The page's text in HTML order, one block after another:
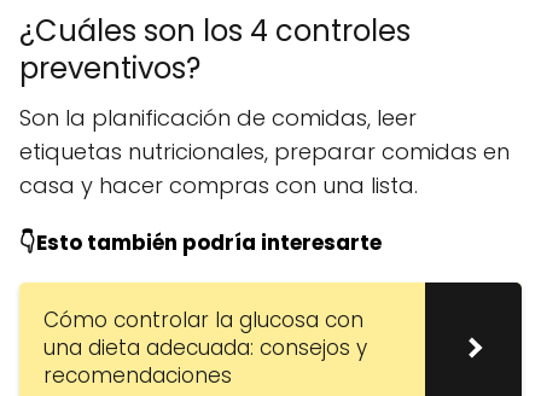
¿Cuáles son los 4 controles
preventivos?
Son la planificación de comidas, leer
etiquetas nutricionales, preparar comidas en
casa y hacer compras con una lista.
👇Esto también podría interesarte
Cómo controlar la glucosa con
una dieta adecuada: consejos y
recomendaciones